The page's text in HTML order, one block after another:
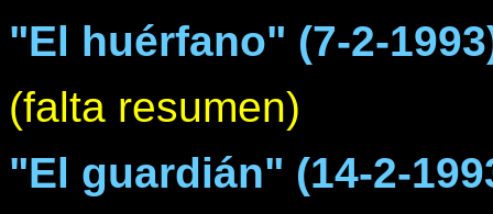
"El huérfano" (7-2-
(falta resumen)
"El guardián" (14-2-